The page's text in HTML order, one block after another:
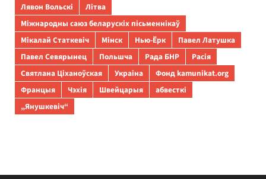
Лявон Вольскі
Літва
Міжнародны саюз беларускіх пісьменнікаў
Мікалай Статкевіч
Мінск Нью-Ёрк
Павел Латушка
Павел Севярынец
Польшча Рада БНР
Расія
Святлана Ціханоўская
Украіна
Фонд kamunikat.org
Францыя
Чэхія Швейцарыя
абвесткі
„Янушкевіч“